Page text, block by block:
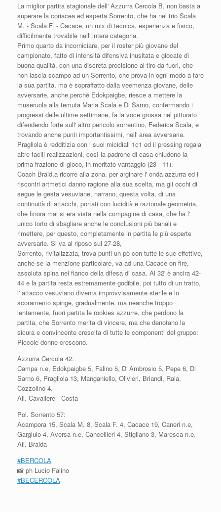
La miglior partita stagionale dell' Azzurra Cercola B, non basta a
superare la coriacea ed esperta Sorrento, che ha nel trio Scala
M. - Scala F. - Cacace, un mix di tecnica, esperienza e fisico,
difficilmente trovabile nell' intera categoria.
Primo quarto da incorniciare, per il roster più giovane del
campionato, fatto di intensità difensiva inusitata e giocate di
buona qualità, con una discreta precisione al tiro da fuori, che
non lascia scampo ad un Sorrento, che prova in ogni modo a fare
la sua partita, ma è sopraffatto dalla veemenza giovane, delle
avversarie, anche perchè Edokpaigbe, riesce a mettere la
museruola alla temuta Maria Scala e Di Sarno, confermando i
progressi delle ultime settimane, fa la voce grossa nel pitturato
difendendo forte sull' altro pericolo sorrentino, Federica Scala, e
trovando anche punti importantissimi, nell' area avversaria.
Pragliola è redditizia con i suoi micidiali 1c1 ed il pressing regala
altre facili realizzazioni, così la padrone di casa chiudono la
prima frazione di gioco, in meritato vantaggio (23 - 11).
Coach Braid,a ricorre alla zona, per arginare l' onda azzurra ed i
riscontri artmetici danno ragione alla sua scelta, ma gli occhi di
segue le gesta vesuviane, narrano, questa volta, di una
continuità di attacchi, portati con lucidità e razionale geometria,
che finora mai si era vista nella compagine di casa, che ha l'
unico torto di sbagliare anche le conclusioni più banali e
rimettere, per questo, completamente in partita le più esperte
avversarie. Si va al riposo sul 27-28,
Sorrento, rivitalizzata, trova punti un pò con tutte le sue effettive,
anche se la menzione particolare, va ad una Cacace on fire,
assoluta spina nel fianco della difesa di casa. Al 32' è ancira 42-
44 e la partita resta estremamente godibile, poi tutto di un tratto,
l' attacco vesuviano diventa improvvisamente sterile e lo
scoramento spinge, gradualmente, ma neanche troppo
lentamente, fuori partita le rookies azzurre, che perdono la
partita, che Sorrento merita di vincere, ma che denotano la
sicura e convincente crescita di tutte le componenti del gruppo:
Piccole donne crescono.
Azzurra Cercola 42:
Campa n.e, Edokpaigbe 5, Falino 5, D' Ambrosio 5, Pepe 6, Di
Sarno 6, Pragliola 13, Manganiello, Olivieri, Briandi, Raia,
Cozzolino 4.
All. Cavaliere - Costa
Pol. Sorrento 57:
Acampora 15, Scala M. 8, Scala F. 4, Cacace 19, Caneri n.e,
Gargiulo 4, Aversa n.e, Cancellieri 4, Stigliano 3, Maresca n.e.
All. Braida
#BERCOLA
📸 ph Lucio Falino
#BECERCOLA